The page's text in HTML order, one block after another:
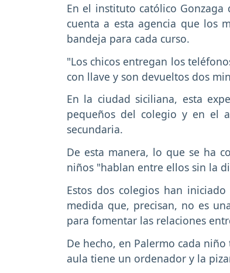
En el instituto católico
cuenta a esta agencia que los
bandeja para cada curso.
"Los chicos entregan los
con llave y son devueltos dos
En la ciudad siciliana, esta
pequeños del colegio y en el
secundaria.
De esta manera, lo que se ha
niños "hablan entre ellos sin la
Estos dos colegios han
medida que, precisan, no es
para fomentar las relaciones
De hecho, en Palermo cada
aula tiene un ordenador y la